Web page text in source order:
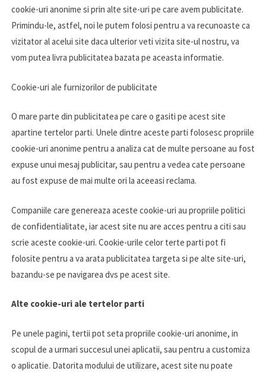
cookie-uri anonime si prin alte site-uri pe care avem publicitate.
Primindu-le, astfel, noi le putem folosi pentru a va recunoaste ca
vizitator al acelui site daca ulterior veti vizita site-ul nostru, va
vom putea livra publicitatea bazata pe aceasta informatie.
Cookie-uri ale furnizorilor de publicitate
O mare parte din publicitatea pe care o gasiti pe acest site
apartine tertelor parti. Unele dintre aceste parti folosesc propriile
cookie-uri anonime pentru a analiza cat de multe persoane au fost
expuse unui mesaj publicitar, sau pentru a vedea cate persoane
au fost expuse de mai multe ori la aceeasi reclama.
Companiile care genereaza aceste cookie-uri au propriile politici
de confidentialitate, iar acest site nu are acces pentru a citi sau
scrie aceste cookie-uri. Cookie-urile celor terte parti pot fi
folosite pentru a va arata publicitatea targeta si pe alte site-uri,
bazandu-se pe navigarea dvs pe acest site.
Alte cookie-uri ale tertelor parti
Pe unele pagini, tertii pot seta propriile cookie-uri anonime, in
scopul de a urmari succesul unei aplicatii, sau pentru a customiza
o aplicatie. Datorita modului de utilizare, acest site nu poate